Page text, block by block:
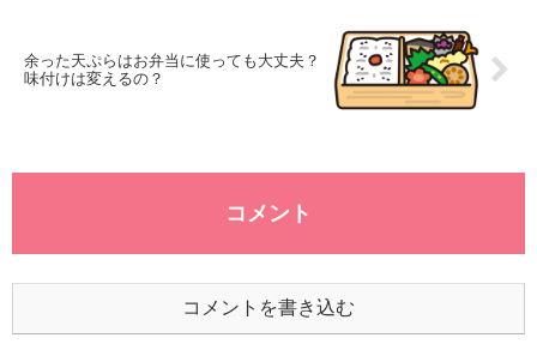
余った天ぷらはお弁当に使っても大丈夫？
味付けは変えるの？
コメント
コメントを書き込む